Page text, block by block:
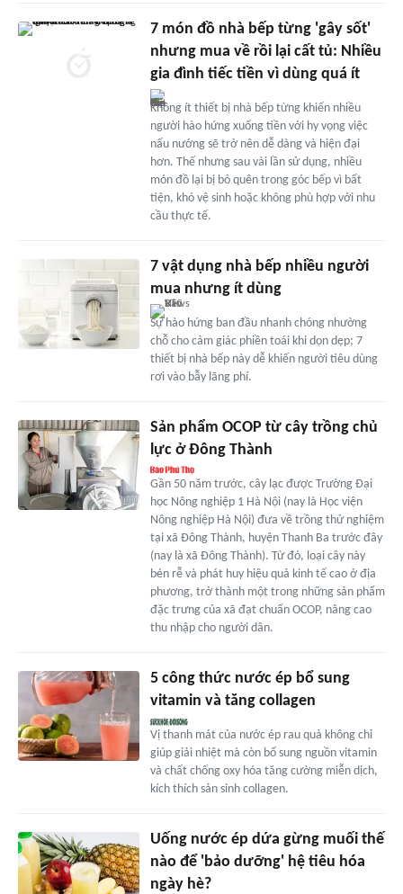
7 món đồ nhà bếp từng 'gây sốt'
nhưng mua về rồi lại cất tủ: Nhiều
gia đình tiếc tiền vì dùng quá ít
Không ít thiết bị nhà bếp từng khiến nhiều
người hào hứng xuống tiền với hy vọng việc
nấu nướng sẽ trở nên dễ dàng và hiện đại
hơn. Thế nhưng sau vài lần sử dụng, nhiều
món đồ lại bị bỏ quên trong góc bếp vì bất
tiện, khó vệ sinh hoặc không phù hợp với nhu
cầu thực tế.
7 vật dụng nhà bếp nhiều người
mua nhưng ít dùng
Sự hào hứng ban đầu nhanh chóng nhường
chỗ cho cảm giác phiền toái khi dọn dẹp; 7
thiết bị nhà bếp này dễ khiến người tiêu dùng
rơi vào bẫy lãng phí.
Sản phẩm OCOP từ cây trồng chủ
lực ở Đông Thành
Gần 50 năm trước, cây lạc được Trường Đại
học Nông nghiệp 1 Hà Nội (nay là Học viện
Nông nghiệp Hà Nội) đưa về trồng thử nghiệm
tại xã Đông Thành, huyện Thanh Ba trước đây
(nay là xã Đông Thành). Từ đó, loại cây này
bén rễ và phát huy hiệu quả kinh tế cao ở địa
phương, trở thành một trong những sản phẩm
đặc trưng của xã đạt chuẩn OCOP, nâng cao
thu nhập cho người dân.
5 công thức nước ép bổ sung
vitamin và tăng collagen
Vị thanh mát của nước ép rau quả không chỉ
giúp giải nhiệt mà còn bổ sung nguồn vitamin
và chất chống oxy hóa tăng cường miễn dịch,
kích thích sản sinh collagen.
Uống nước ép dứa gừng muối thế
nào để 'bảo dưỡng' hệ tiêu hóa
ngày hè?